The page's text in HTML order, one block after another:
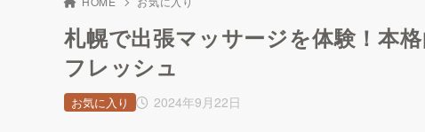
札幌で出張マッサージを体験！本
フレッシュ
2024年9月22日
お気に入り